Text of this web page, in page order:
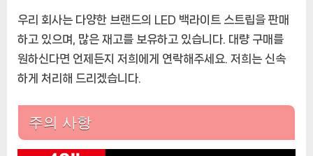
우리 회사는 다양한 브랜드의 LED 백라이트 스트립을 판매
하고 있으며, 많은 재고를 보유하고 있습니다. 대량 구매를
원하신다면 언제든지 저희에게 연락해주세요. 저희는 신속
하게 처리해 드리겠습니다.
주의 사항